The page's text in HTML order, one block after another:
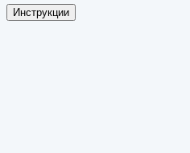
Инструкции